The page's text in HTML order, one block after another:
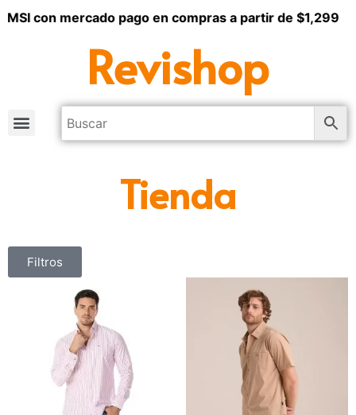
con mercado pago en compras a partir de $1,299
Revishop
Tienda
Filtros